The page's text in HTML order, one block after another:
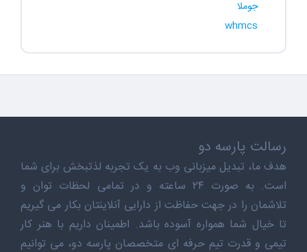
جوملا
whmcs
رسالت پارسه دو
هدف ما، تبدیل میزبانی وب به یک تجربه لذتبخش برای شما
است. به صورت ۲۴ ساعته و در تمامی لحظات توان و
تلاشمان را در جهت حفاظت از دارایی آنلاینتان بکار می گیریم
تا خیال شما همواره آسوده باشد. اطمینان داریم با هنر کار
تیمی و قدرت تیم حرفه ای متخصصان پارسه دو، می توانیم